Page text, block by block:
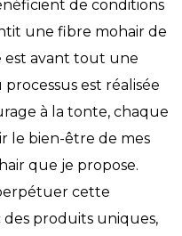
de conditions
une fibre mohair de
est avant tout une
est réalisée
à la tonte, chaque
le bien-être de mes
que je propose.
cette
produits uniques,